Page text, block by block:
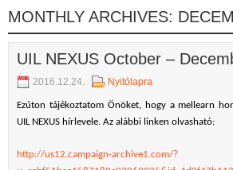
MONTHLY ARCHIVES:
UIL NEXUS October –
2016.12.24. Nyitólapra
Ezúton tájékoztatom Önöket, hogy a mellearn
UIL NEXUS hírlevele. Az alábbi linken olvasható:
http://us12.campaign-archive1.com/?